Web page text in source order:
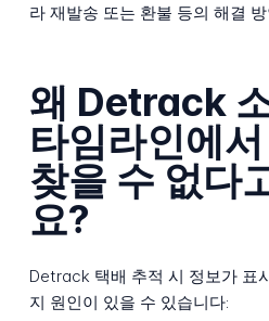
라 재발송 또는 환불 등의 해결
왜 Detrack
타임라인에
찾을 수 없다
요?
Detrack 택배 추적 시 정보가 표
지 원인이 있을 수 있습니다: